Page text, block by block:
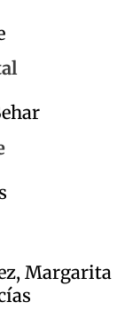
Margarita